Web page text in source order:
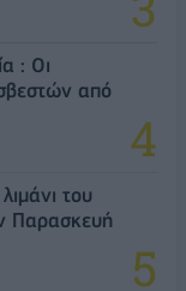
: Οι
από
του
Παρασκευή